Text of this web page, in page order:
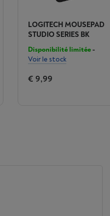
LOGITECH MOUSEPAD
STUDIO SERIES BK
Disponibilité limitée-
Voir le stock
€ 9,99